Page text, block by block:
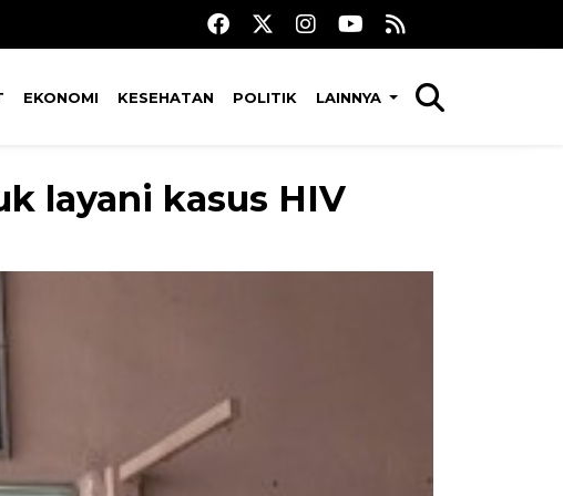
EKONOMI KESEHATAN POLITIK LAINNYA
layani kasus HIV